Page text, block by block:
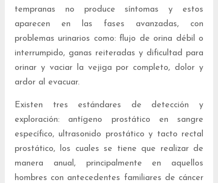
tempranas no produce síntomas y estos
aparecen en las fases avanzadas, con
problemas urinarios como: flujo de orina débil o
interrumpido, ganas reiteradas y dificultad para
orinar y vaciar la vejiga por completo, dolor y
ardor al evacuar.
Existen tres estándares de detección y
exploración: antígeno prostático en sangre
específico, ultrasonido prostático y tacto rectal
prostático, los cuales se tiene que realizar de
manera anual, principalmente en aquellos
hombres con antecedentes familiares de cáncer